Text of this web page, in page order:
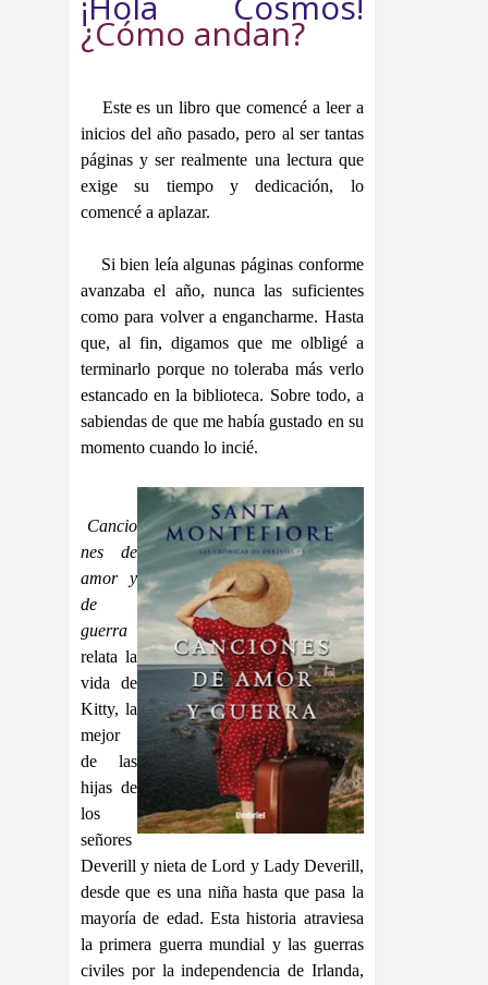
¿Cómo andan?
Este es un libro que comencé a leer a
inicios del año pasado, pero al ser tantas
páginas y ser realmente una lectura que
exige su tiempo y dedicación, lo
comencé a aplazar.
Si bien leía algunas páginas conforme
avanzaba el año, nunca las suficientes
como para volver a engancharme. Hasta
que, al fin, digamos que me olbligé a
terminarlo porque no toleraba más verlo
estancado en la biblioteca. Sobre todo, a
sabiendas de que me había gustado en su
momento cuando lo incié.
Cancio
nes de
amor y
de
guerra
relata la
vida de
Kitty, la
mejor
de las
hijas de
los
señores
Deverill y nieta de Lord y Lady Deverill,
desde que es una niña hasta que pasa la
mayoría de edad. Esta historia atraviesa
la primera guerra mundial y las guerras
civiles por la independencia de Irlanda,